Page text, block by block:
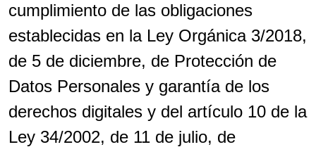
cumplimiento de las obligaciones
establecidas en la Ley Orgánica 3/2018,
de 5 de diciembre, de Protección de
Datos Personales y garantía de los
derechos digitales y del artículo 10 de la
Ley 34/2002, de 11 de julio, de